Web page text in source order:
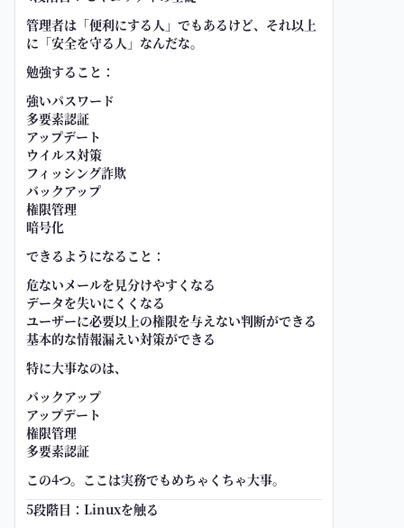
管理者は「便利にする人」でもあるけど、それ以上
に「安全を守る人」なんだな。
勉強すること：
強いパスワード
多要素認証
アップデート
ウイルス対策
フィッシング詐欺
バックアップ
権限管理
暗号化
できるようになること：
危ないメールを見分けやすくなる
データを失いにくくなる
ユーザーに必要以上の権限を与えない判断ができる
基本的な情報漏えい対策ができる
特に大事なのは、
バックアップ
アップデート
権限管理
多要素認証
この4つ。ここは実務でもめちゃくちゃ大事。
5段階目：Linuxを触る